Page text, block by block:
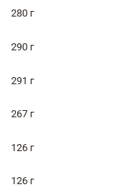
280 г
290 г
291 г
267 г
126 г
126 г